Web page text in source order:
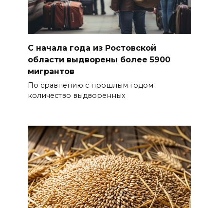
С начала года из Ростовской
области выдворены более 5900
мигрантов
По сравнению с прошлым годом
количество выдворенных